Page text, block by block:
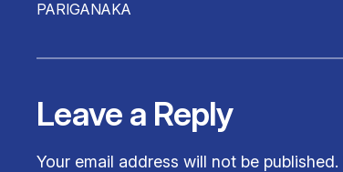
PARIGANAKA
Leave a Reply
Your email address will not be published.